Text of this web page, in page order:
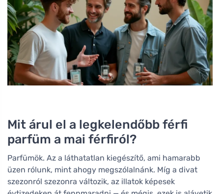
Mit árul el a legkelendőbb férfi
parfüm a mai férfiról?
Parfümök. Az a láthatatlan kiegészítő, ami hamarabb
üzen rólunk, mint ahogy megszólalnánk. Míg a divat
szezonról szezonra változik, az illatok képesek